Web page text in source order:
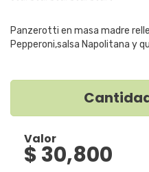
Panzerotti en masa madre
Pepperoni,salsa Napolitana y
Valor
$ 30,800